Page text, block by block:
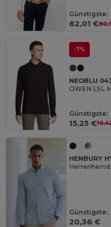
Günstigste:
62,01 €
-7%
NEOBLU
Günstigste:
15,25 €
HENBURY
Günstigste:
20,36 €